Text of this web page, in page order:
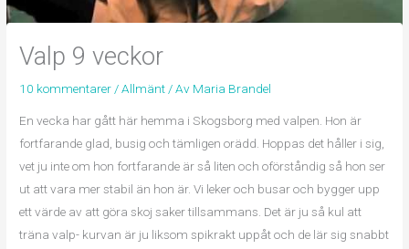
Valp 9 veckor
10 kommentarer /Allmänt / Av Maria Brandel
En vecka har gått här hemma i Skogsborg med valpen. Hon är
fortfarande glad, busig och tämligen orädd. Hoppas det håller i sig,
vet ju inte om hon fortfarande är så liten och oförståndig så hon ser
ut att vara mer stabil än hon är. Vi leker och busar och bygger upp
ett värde av att göra skoj saker tillsammans. Det är ju så kul att
träna valp- kurvan är ju liksom spikrakt uppåt och de lär sig snabbt